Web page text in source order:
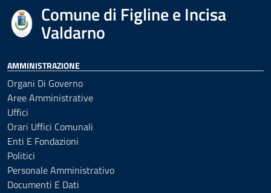
Comune di Figline e Incisa
Valdarno
AMMINISTRAZIONE
Organi Di Governo
Aree Amministrative
Uffici
Orari Uffici Comunali
Enti E Fondazioni
Politici
Personale Amministrativo
Documenti E Dati